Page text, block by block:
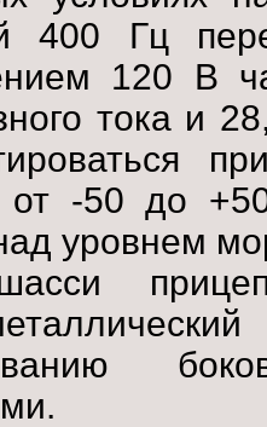
400 Гц
120 В
тока и
от -50 до
уровнем